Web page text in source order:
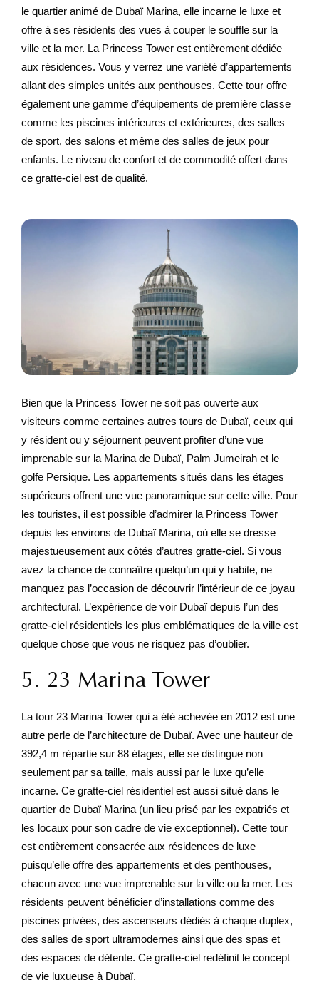
le quartier animé de Dubaï Marina, elle incarne le luxe et
offre à ses résidents des vues à couper le souffle sur la
ville et la mer. La Princess Tower est entièrement dédiée
aux résidences. Vous y verrez une variété d’appartements
allant des simples unités aux penthouses. Cette tour offre
également une gamme d’équipements de première classe
comme les piscines intérieures et extérieures, des salles
de sport, des salons et même des salles de jeux pour
enfants. Le niveau de confort et de commodité offert dans
ce gratte-ciel est de qualité.
Bien que la Princess Tower ne soit pas ouverte aux
visiteurs comme certaines autres tours de Dubaï, ceux qui
y résident ou y séjournent peuvent profiter d’une vue
imprenable sur la Marina de Dubaï, Palm Jumeirah et le
golfe Persique. Les appartements situés dans les étages
supérieurs offrent une vue panoramique sur cette ville. Pour
les touristes, il est possible d’admirer la Princess Tower
depuis les environs de Dubaï Marina, où elle se dresse
majestueusement aux côtés d’autres gratte-ciel. Si vous
avez la chance de connaître quelqu’un qui y habite, ne
manquez pas l’occasion de découvrir l’intérieur de ce joyau
architectural. L’expérience de voir Dubaï depuis l’un des
gratte-ciel résidentiels les plus emblématiques de la ville est
quelque chose que vous ne risquez pas d’oublier.
5. 23 Marina Tower
La tour 23 Marina Tower qui a été achevée en 2012 est une
autre perle de l’architecture de Dubaï. Avec une hauteur de
392,4 m répartie sur 88 étages, elle se distingue non
seulement par sa taille, mais aussi par le luxe qu’elle
incarne. Ce gratte-ciel résidentiel est aussi situé dans le
quartier de Dubaï Marina (un lieu prisé par les expatriés et
les locaux pour son cadre de vie exceptionnel). Cette tour
est entièrement consacrée aux résidences de luxe
puisqu’elle offre des appartements et des penthouses,
chacun avec une vue imprenable sur la ville ou la mer. Les
résidents peuvent bénéficier d’installations comme des
piscines privées, des ascenseurs dédiés à chaque duplex,
des salles de sport ultramodernes ainsi que des spas et
des espaces de détente. Ce gratte-ciel redéfinit le concept
de vie luxueuse à Dubaï.